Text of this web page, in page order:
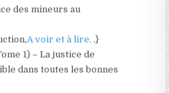
des mineurs au
A voir et à lire. .}
1) – La justice de
dans toutes les bonnes